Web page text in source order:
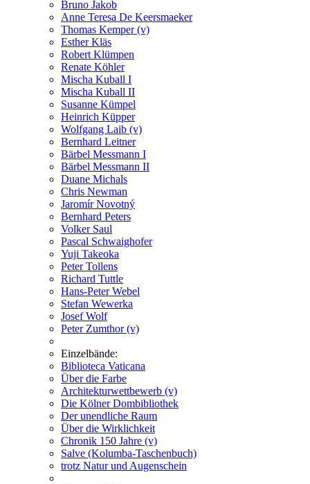
Bruno Jakob
Anne Teresa De Keersmaeker
Thomas Kemper (v)
Esther Kläs
Robert Klümpen
Renate Köhler
Mischa Kuball I
Mischa Kuball II
Susanne Kümpel
Heinrich Küpper
Wolfgang Laib (v)
Bernhard Leitner
Bärbel Messmann I
Bärbel Messmann II
Duane Michals
Chris Newman
Jaromír Novotný
Bernhard Peters
Volker Saul
Pascal Schwaighofer
Yuji Takeoka
Peter Tollens
Richard Tuttle
Hans-Peter Webel
Stefan Wewerka
Josef Wolf
Peter Zumthor (v)
Einzelbände:
Biblioteca Vaticana
Über die Farbe
Architekturwettbewerb (v)
Die Kölner Dombibliothek
Der unendliche Raum
Über die Wirklichkeit
Chronik 150 Jahre (v)
Salve (Kolumba-Taschenbuch)
trotz Natur und Augenschein